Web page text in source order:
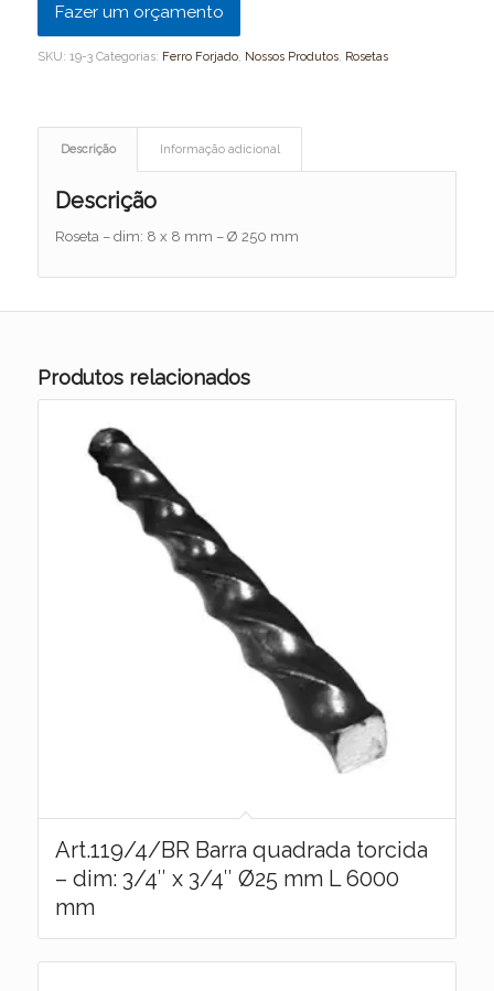
Fazer um orçamento
SKU: 19-3 Categorias: Ferro Forjado, Nossos Produtos, Rosetas
Descrição Informação adicional
Descrição
Roseta – dim: 8 x 8 mm – Ø 250 mm
Produtos relacionados
Art.119/4/BR Barra quadrada torcida
– dim: 3/4″ x 3/4″ Ø25 mm L 6000
mm